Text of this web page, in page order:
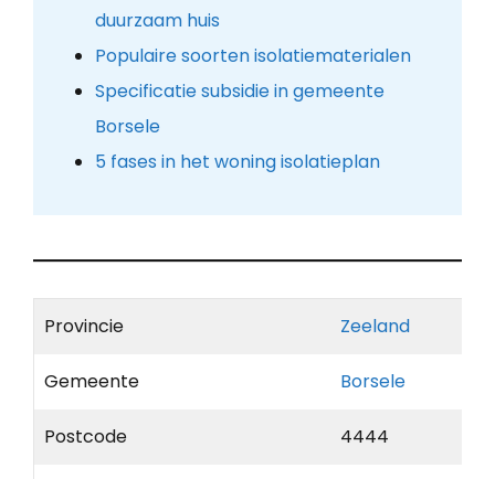
duurzaam huis
Populaire soorten isolatiematerialen
Specificatie subsidie in gemeente
Borsele
5 fases in het woning isolatieplan
Provincie Zeeland
Gemeente Borsele
Postcode 4444